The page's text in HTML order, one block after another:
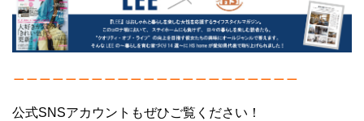
公式SNSアカウントもぜひご覧ください！